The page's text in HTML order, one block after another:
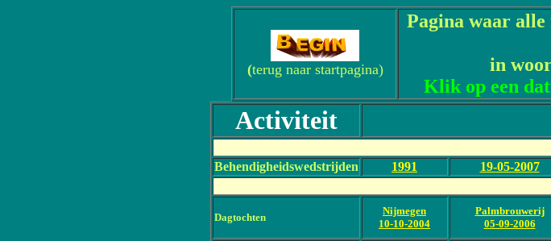
(terug naar startpagina)
Pagina waar alle
in
Klik op een
Activiteit
Behendigheidswedstrijden 1991 19-05-2007
Dagtochten
Nijmegen
10-10-2004
Palmbrouwerij
05-09-2006